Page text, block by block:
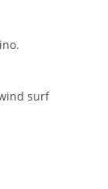
surf